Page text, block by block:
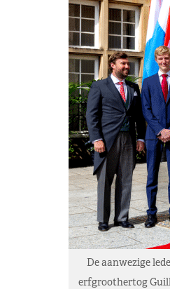
De aanwezige
erfgroothertog